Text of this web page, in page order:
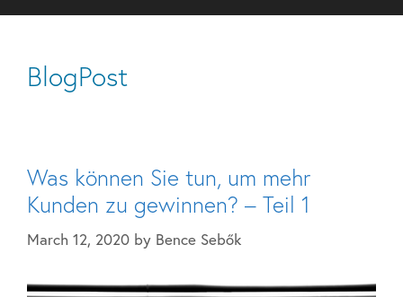
BlogPost
Was können Sie tun, um mehr
Kunden zu gewinnen? – Teil 1
March 12, 2020 by Bence Sebők